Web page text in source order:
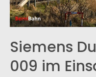
Siemens
009 im